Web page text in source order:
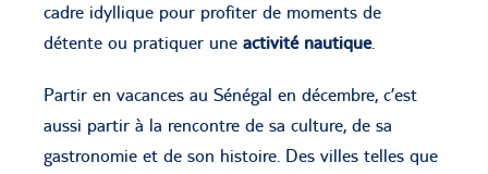
cadre idyllique pour profiter de moments de
détente ou pratiquer une activité nautique.
Partir en vacances au Sénégal en décembre, c’est
aussi partir à la rencontre de sa culture, de sa
gastronomie et de son histoire. Des villes telles que